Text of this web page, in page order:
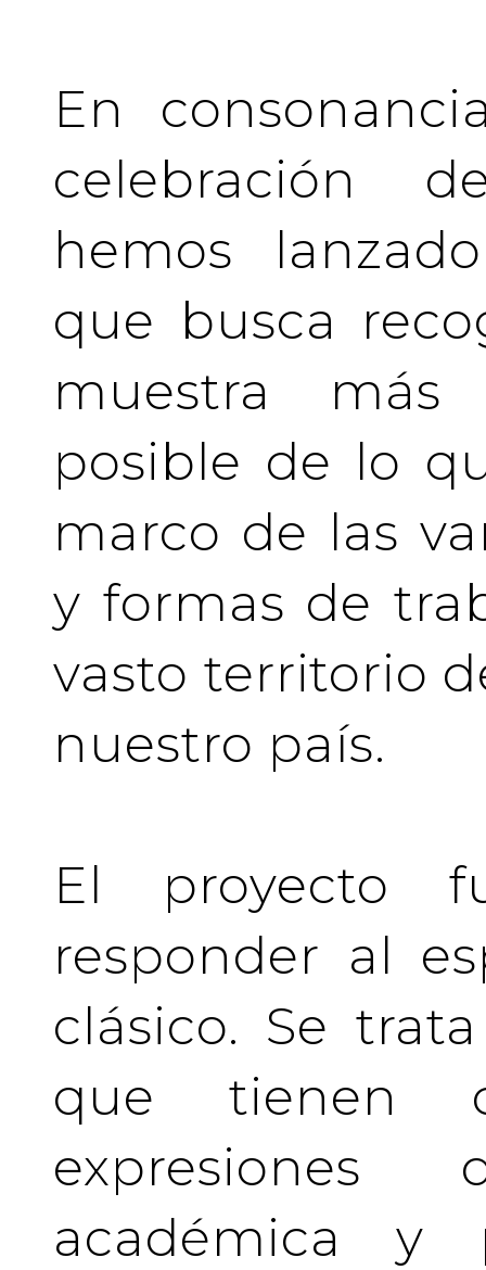
En
celebración
hemos
que busca
muestra
posible de lo
marco de las
y formas de
vasto territorio
nuestro país.
El proyecto
responder al
clásico. Se
que tienen
académica y